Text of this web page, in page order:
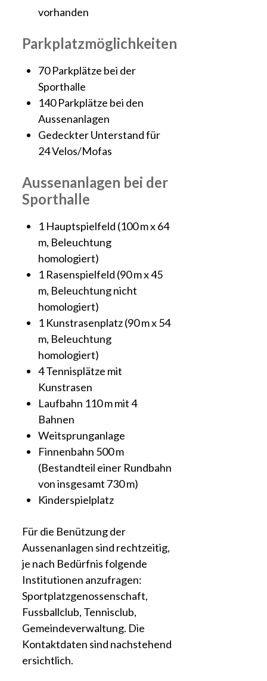
vorhanden
Parkplatzmöglichkeiten
70 Parkplätze bei der
Sporthalle
140 Parkplätze bei den
Aussenanlagen
Gedeckter Unterstand für
24 Velos/Mofas
Aussenanlagen bei der
Sporthalle
1 Hauptspielfeld (100 m x 64
m, Beleuchtung
homologiert)
1 Rasenspielfeld (90 m x 45
m, Beleuchtung nicht
homologiert)
1 Kunstrasenplatz (90 m x 54
m, Beleuchtung
homologiert)
4 Tennisplätze mit
Kunstrasen
Laufbahn 110 m mit 4
Bahnen
Weitsprunganlage
Finnenbahn 500 m
(Bestandteil einer Rundbahn
von insgesamt 730 m)
Kinderspielplatz
Für die Benützung der
Aussenanlagen sind rechtzeitig,
je nach Bedürfnis folgende
Institutionen anzufragen:
Sportplatzgenossenschaft,
Fussballclub, Tennisclub,
Gemeindeverwaltung. Die
Kontaktdaten sind nachstehend
ersichtlich.